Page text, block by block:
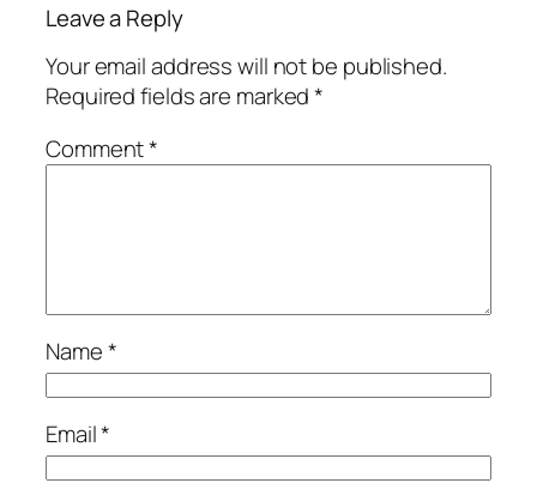
Leave a Reply
Your email address will not be published.
Required fields are marked*
Comment*
Name*
Email*